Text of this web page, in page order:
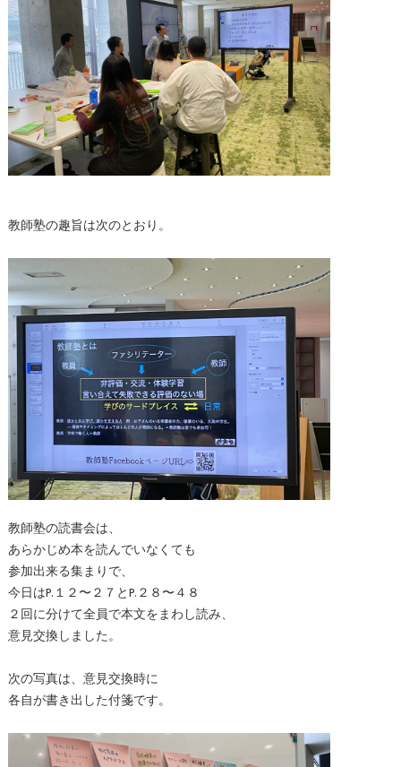
教師塾の趣旨は次のとおり。
教師塾の読書会は、
あらかじめ本を読んでいなくても
参加出来る集まりで、
今日はP.１２〜２７とP.２８〜４８
２回に分けて全員で本文をまわし読み、
意見交換しました。
次の写真は、意見交換時に
各自が書き出した付箋です。